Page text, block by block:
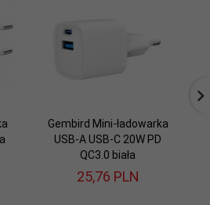
Gembird Mini-ładowarka
USB-A USB-C 20W PD
QC3.0 biała
25,76 PLN